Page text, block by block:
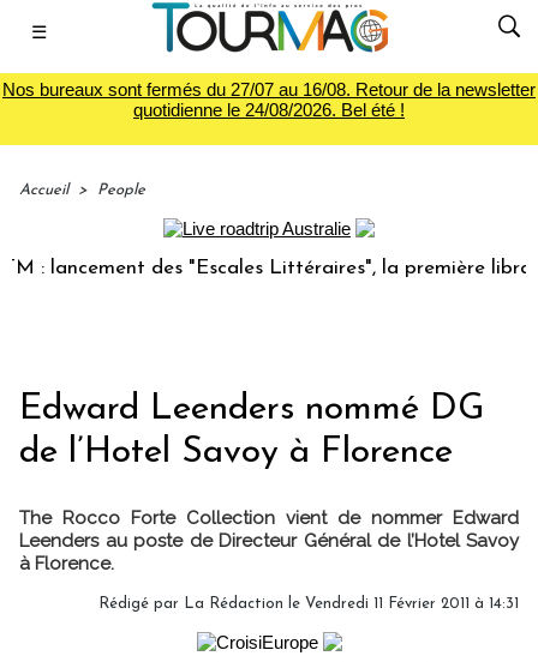
☰
Nos bureaux sont fermés du 27/07 au 16/08. Retour de la newsletter
quotidienne le 24/08/2026. Bel été !
Accueil > People
lancement des "Escales Littéraires", la première librairie
Edward Leenders nommé DG
de l’Hotel Savoy à Florence
The Rocco Forte Collection vient de nommer Edward
Leenders au poste de Directeur Général de l’Hotel Savoy
à Florence.
Rédigé par La Rédaction le Vendredi 11 Février 2011 à 14:31